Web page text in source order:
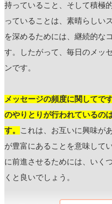
持っていること、そして積極
っていることは、素晴らしい
を深めるためには、継続的な
す。したがって、毎日のメッ
ンです。
メッセージの頻度に関してで
のやりとりが行われているの
す。
これは、お互いに興味が
が豊富にあることを意味して
に前進させるためには、いく
くと良いでしょう。